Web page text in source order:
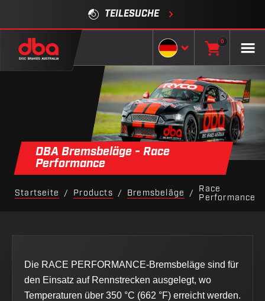
TEILESUCHE
0
DBA Bremsbeläge - Race
Performance
Startseite / Products / Bremsbeläge /
Race
Performance
Die RACE PERFORMANCE-Bremsbeläge sind für
den Einsatz auf Rennstrecken ausgelegt, wo
Temperaturen über 350 °C (662 °F) erreicht werden.